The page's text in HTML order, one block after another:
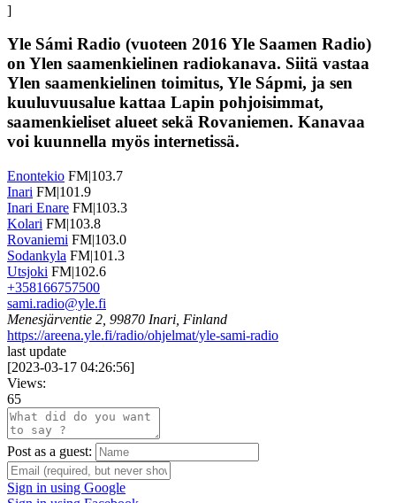
]
Yle Sámi Radio (vuoteen 2016 Yle Saamen Radio)
on Ylen saamenkielinen radiokanava. Siitä vastaa
Ylen saamenkielinen toimitus, Yle Sápmi, ja sen
kuuluvuusalue kattaa Lapin pohjoisimmat,
saamenkieliset alueet sekä Rovaniemen. Kanavaa
voi kuunnella myös internetissä.
Enontekio FM|103.7
Inari FM|101.9
Inari Enare FM|103.3
Kolari FM|103.8
Rovaniemi FM|103.0
Sodankyla FM|101.3
Utsjoki FM|102.6
+358166757500
sami.radio@yle.fi
Menesjärventie 2, 99870 Inari, Finland
https://areena.yle.fi/radio/ohjelmat/yle-sami-radio
last update
[2023-03-17 04:26:56]
Views:
65
Post as a guest:
Sign in using Google